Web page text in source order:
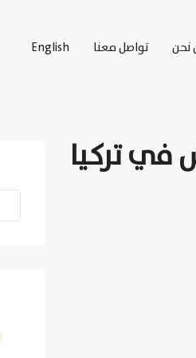
نحن تواصل معنا English
في تركيا